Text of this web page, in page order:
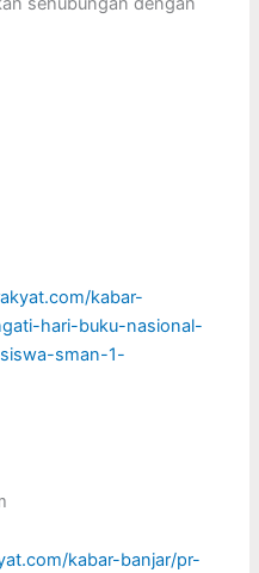
kabar-
hari-buku-nasional-
sman-1-
kabar-banjar/pr-